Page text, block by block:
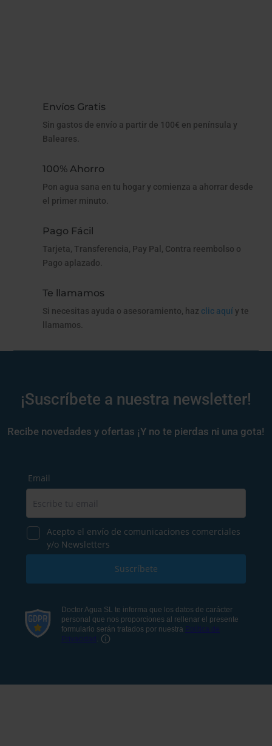
Envíos Gratis
Sin gastos de envío a partir de 100€ en península y
Baleares.
100% Ahorro
Pon agua sana en tu hogar y comienza a ahorrar desde
el primer minuto.
Pago Fácil
Tarjeta, Transferencia, Pay Pal, Contra reembolso o
Pago aplazado.
Te llamamos
Si necesitas ayuda o asesoramiento, haz clic aquíy te
llamamos.
¡Suscríbete a nuestra newsletter!
Recibe novedades y ofertas ¡Y no te pierdas ni una gota!